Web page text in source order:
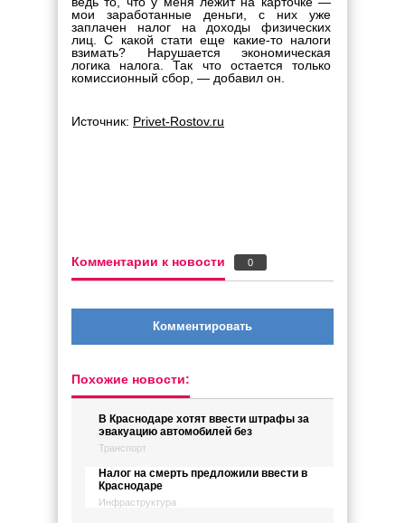
мои заработанные деньги, с них уже
заплачен налог на доходы физических
лиц. С какой стати еще какие-то налоги
взимать? Нарушается экономическая
логика налога. Так что остается только
комиссионный сбор, — добавил он.
Источник: Privet-Rostov.ru
Комментарии к новости 0
Комментировать
Похожие новости:
В Краснодаре хотят ввести штрафы за
эвакуацию автомобилей без
Транспорт
Налог на смерть предложили ввести в
Краснодаре
Инфраструктура